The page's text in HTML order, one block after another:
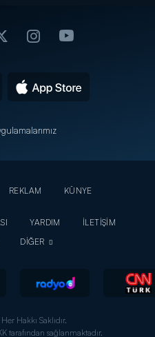
REKLAM
KÜNYE
YARDIM
İLETİŞİM
DİĞER
Hakkı Saklıdır.
tarafından sağlanmaktadır.